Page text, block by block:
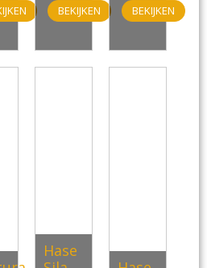
BEKIJKEN BEKIJKEN
Hase